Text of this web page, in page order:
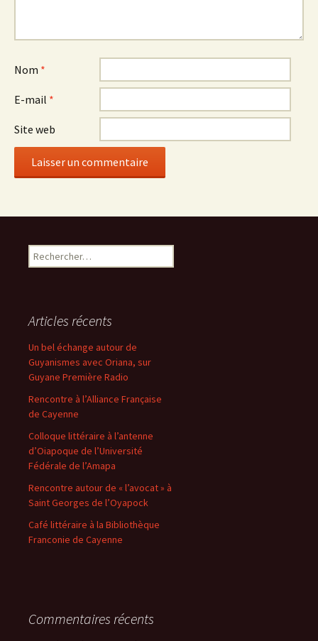
Nom *
E-mail *
Site web
Rechercher :
Articles récents
Un bel échange autour de
Guyanismes avec Oriana, sur
Guyane Première Radio
Rencontre à l’Alliance Française
de Cayenne
Colloque littéraire à l’antenne
d’Oiapoque de l’Université
Fédérale de l’Amapa
Rencontre autour de « l’avocat » à
Saint Georges de l’Oyapock
Café littéraire à la Bibliothèque
Franconie de Cayenne
Commentaires récents